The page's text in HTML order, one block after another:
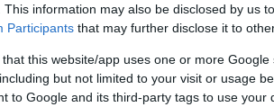
This information may also be disclosed by us
Participants that may further disclose it to
that this website/app uses one or more
but not limited to your visit or usage
to Google and its third-party tags to use your